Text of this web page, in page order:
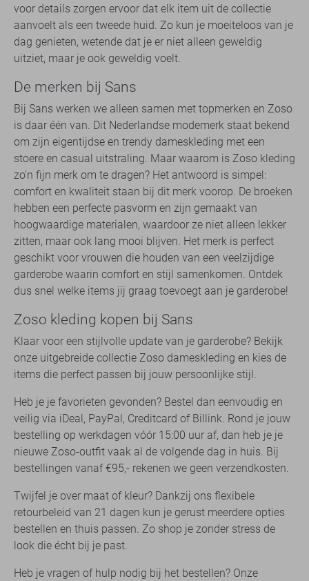
voor details zorgen ervoor dat elk item uit de collectie
aanvoelt als een tweede huid. Zo kun je moeiteloos van je
dag genieten, wetende dat je er niet alleen geweldig
uitziet, maar je ook geweldig voelt.
De merken bij Sans
Bij Sans werken we alleen samen met topmerken en Zoso
is daar één van. Dit Nederlandse modemerk staat bekend
om zijn eigentijdse en trendy dameskleding met een
stoere en casual uitstraling. Maar waarom is Zoso kleding
zo'n fijn merk om te dragen? Het antwoord is simpel:
comfort en kwaliteit staan bij dit merk voorop. De broeken
hebben een perfecte pasvorm en zijn gemaakt van
hoogwaardige materialen, waardoor ze niet alleen lekker
zitten, maar ook lang mooi blijven. Het merk is perfect
geschikt voor vrouwen die houden van een veelzijdige
garderobe waarin comfort en stijl samenkomen. Ontdek
dus snel welke items jij graag toevoegt aan je garderobe!
Zoso kleding kopen bij Sans
Klaar voor een stijlvolle update van je garderobe? Bekijk
onze uitgebreide collectie Zoso dameskleding en kies de
items die perfect passen bij jouw persoonlijke stijl.
Heb je je favorieten gevonden? Bestel dan eenvoudig en
veilig via iDeal, PayPal, Creditcard of Billink. Rond je jouw
bestelling op werkdagen vóór 15:00 uur af, dan heb je je
nieuwe Zoso-outfit vaak al de volgende dag in huis. Bij
bestellingen vanaf €95,- rekenen we geen verzendkosten.
Twijfel je over maat of kleur? Dankzij ons flexibele
retourbeleid van 21 dagen kun je gerust meerdere opties
bestellen en thuis passen. Zo shop je zonder stress de
look die écht bij je past.
Heb je vragen of hulp nodig bij het bestellen? Onze